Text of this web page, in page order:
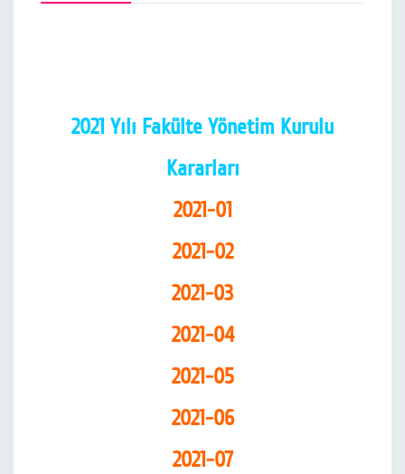
2021 Yılı Fakülte Yönetim Kurulu
Kararları
2021-01
2021-02
2021-03
2021-04
2021-05
2021-06
2021-07